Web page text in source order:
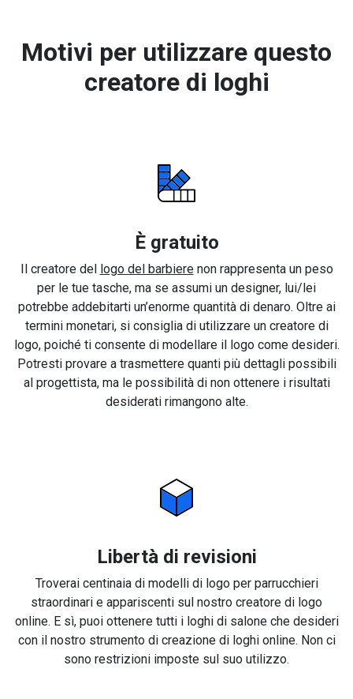
Motivi per utilizzare questo
creatore di loghi
È gratuito
Il creatore del logo del barbierenon rappresenta un peso
per le tue tasche, ma se assumi un designer, lui/lei
potrebbe addebitarti un’enorme quantità di denaro. Oltre ai
termini monetari, si consiglia di utilizzare un creatore di
logo, poiché ti consente di modellare il logo come desideri.
Potresti provare a trasmettere quanti più dettagli possibili
al progettista, ma le possibilità di non ottenere i risultati
desiderati rimangono alte.
Libertà di revisioni
Troverai centinaia di modelli di logo per parrucchieri
straordinari e appariscenti sul nostro creatore di logo
online. E sì, puoi ottenere tutti i loghi di salone che desideri
con il nostro strumento di creazione di loghi online. Non ci
sono restrizioni imposte sul suo utilizzo.